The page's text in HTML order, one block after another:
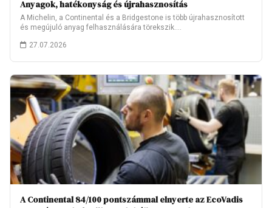
Anyagok, hatékonyság és újrahasznosítás
A Michelin, a Continental és a Bridgestone is több újrahasznosított
és megújuló anyag felhasználására törekszik.…
27.07.2026
A Continental 84/100 pontszámmal elnyerte az EcoVadis